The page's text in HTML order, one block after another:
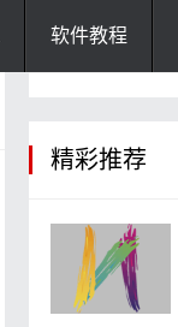
软件教程
精彩推荐